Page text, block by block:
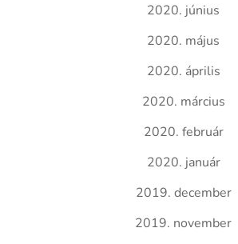
2020. június
2020. május
2020. április
2020. március
2020. február
2020. január
2019. december
2019. november